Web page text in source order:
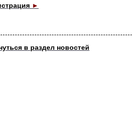
►
в раздел новостей